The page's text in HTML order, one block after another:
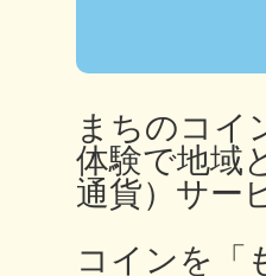
まちのコイ
体験で地域
通貨）サー
コインを「